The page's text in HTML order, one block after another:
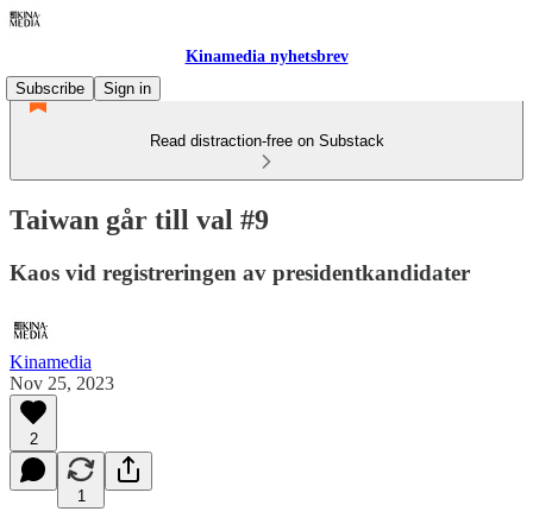
Kinamedia nyhetsbrev
Subscribe
Sign in
Read distraction-free on Substack
Taiwan går till val #9
Kaos vid registreringen av presidentkandidater
Kinamedia
Nov 25, 2023
2
1